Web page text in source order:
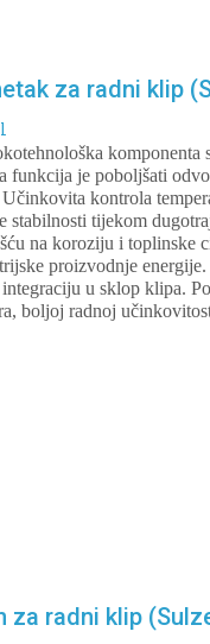
za radni klip
funkcija je poboljšati
kontrola
stabilnosti tijekom
na koroziju i toplinske
proizvodnje
u sklop klipa.
boljoj radnoj
za radni klip